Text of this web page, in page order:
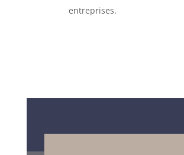
entreprises.